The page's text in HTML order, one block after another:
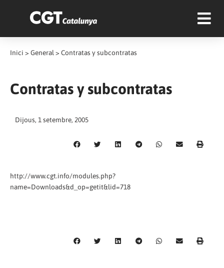
Inici > General > Contratas y subcontratas
Contratas y subcontratas
Dijous, 1 setembre, 2005
http://www.cgt.info/modules.php?
name=Downloads&d_op=getit&lid=718